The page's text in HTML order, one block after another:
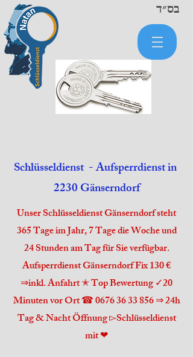
בס״ד
Schlüsseldienst - Aufsperrdienst in
2230 Gänserndorf
Unser Schlüsseldienst Gänserndorf steht
365 Tage im Jahr, 7 Tage die Woche und
24 Stunden am Tag für Sie verfügbar.
Aufsperrdienst Gänserndorf Fix 130 €
⇒inkl. Anfahrt ✭ Top Bewertung ✓20
Minuten vor Ort ☎0676 36 33 856⇒ 24h
Tag & Nacht Öffnung ▻Schlüsseldienst
mit ❤